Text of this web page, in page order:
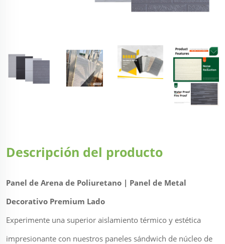
Descripción del producto
Panel de Arena de Poliuretano | Panel de Metal
Decorativo Premium Lado
Experimente una superior aislamiento térmico y estética
impresionante con nuestros paneles sándwich de núcleo de